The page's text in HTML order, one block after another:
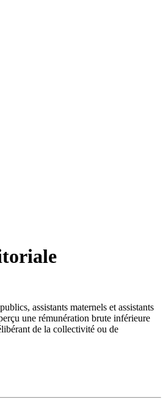
assistants maternels et assistants
une rémunération brute inférieure
de la collectivité ou de